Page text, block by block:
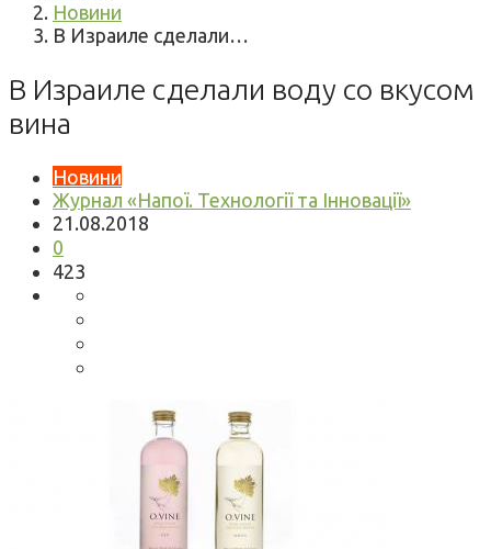
Новини
В Израиле сделали…
В Израиле сделали воду со вкусом
вина
Новини
Журнал «Напої. Технології та Інновації»
21.08.2018
0
423